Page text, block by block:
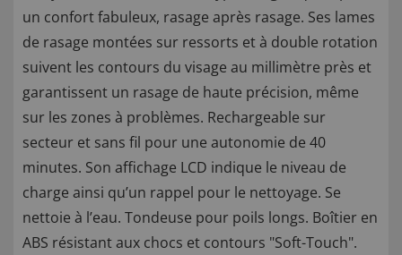
un confort fabuleux, rasage après rasage. Ses lames
de rasage montées sur ressorts et à double rotation
suivent les contours du visage au millimètre près et
garantissent un rasage de haute précision, même
sur les zones à problèmes. Rechargeable sur
secteur et sans fil pour une autonomie de 40
minutes. Son affichage LCD indique le niveau de
charge ainsi qu’un rappel pour le nettoyage. Se
nettoie à l’eau. Tondeuse pour poils longs. Boîtier en
ABS résistant aux chocs et contours "Soft-Touch".